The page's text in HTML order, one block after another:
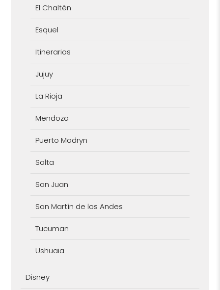
El Chaltén
Esquel
Itinerarios
Jujuy
La Rioja
Mendoza
Puerto Madryn
Salta
San Juan
San Martín de los Andes
Tucuman
Ushuaia
Disney